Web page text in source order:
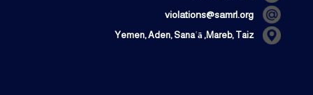
violations@samrl.org
Yemen, Aden, Sanaʿā ,Mareb, Taiz